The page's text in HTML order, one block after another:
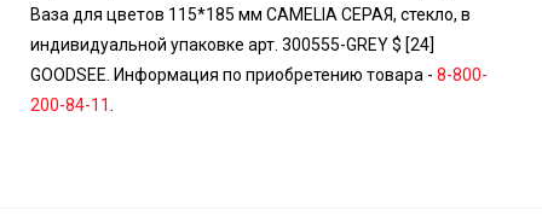
Ваза для цветов 115*185 мм CAMELIA СЕРАЯ, стекло, в
индивидуальной упаковке арт. 300555-GREY $ [24]
GOODSEE. Информация по приобретению товара - 8-800-
200-84-11